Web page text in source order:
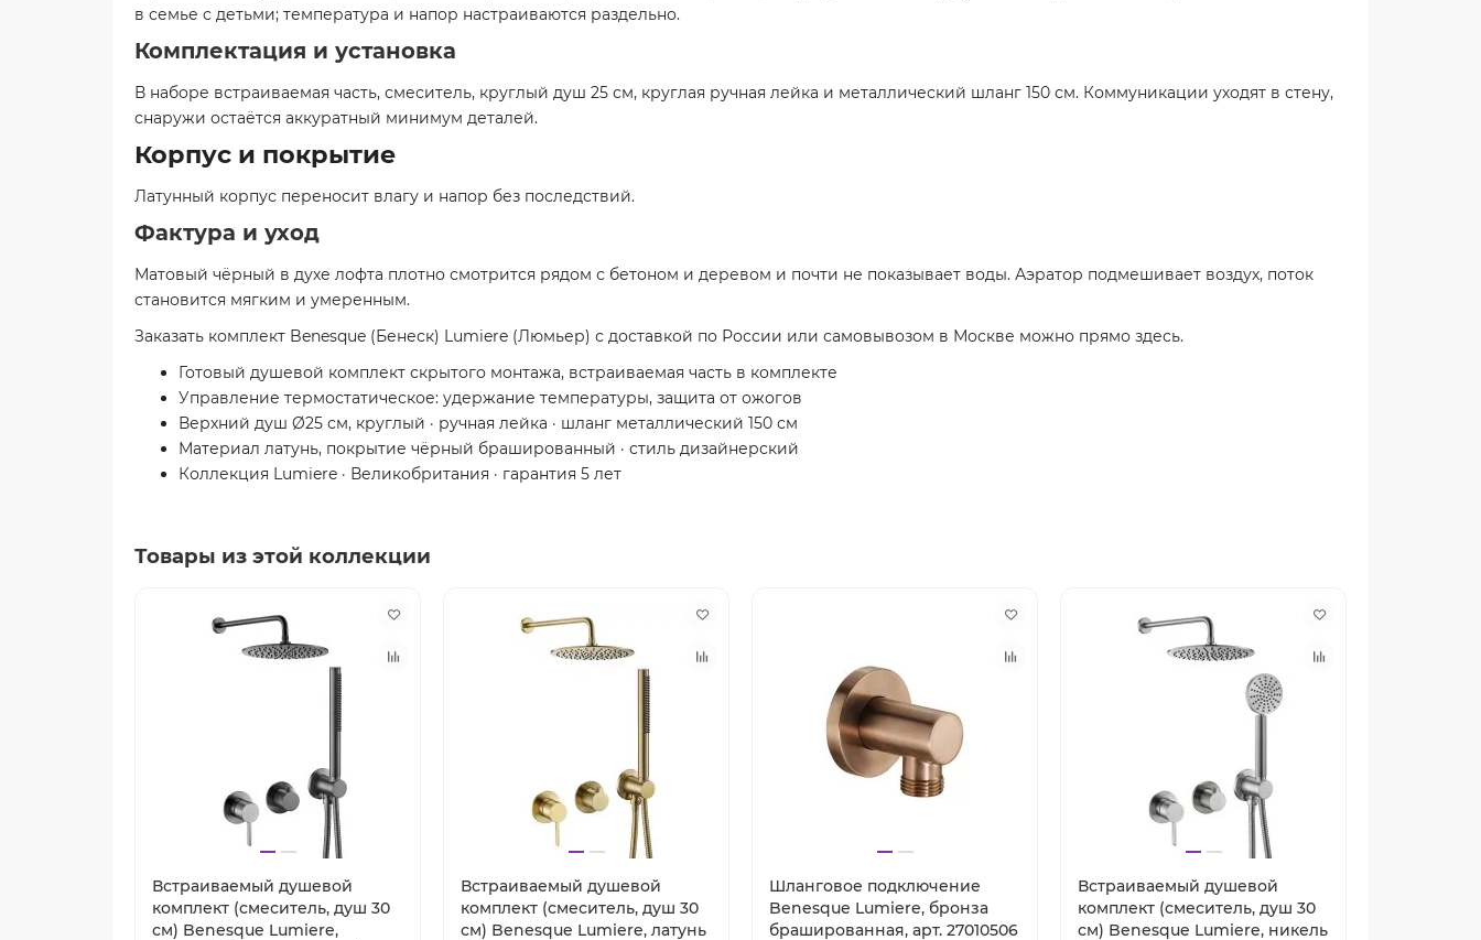
в семье с детьми; температура и напор настраиваются раздельно.
Комплектация и установка
В наборе встраиваемая часть, смеситель, круглый душ 25 см, круглая ручная лейка и металлический шланг 150 см. Коммуникации уходят в стену,
снаружи остаётся аккуратный минимум деталей.
Корпус и покрытие
Латунный корпус переносит влагу и напор без последствий.
Фактура и уход
Матовый чёрный в духе лофта плотно смотрится рядом с бетоном и деревом и почти не показывает воды. Аэратор подмешивает воздух, поток
становится мягким и умеренным.
Заказать комплект Benesque (Бенеск) Lumiere (Люмьер) с доставкой по России или самовывозом в Москве можно прямо здесь.
Готовый душевой комплект скрытого монтажа, встраиваемая часть в комплекте
Управление термостатическое: удержание температуры, защита от ожогов
Верхний душ Ø25 см, круглый · ручная лейка · шланг металлический 150 см
Материал латунь, покрытие чёрный брашированный · стиль дизайнерский
Коллекция Lumiere · Великобритания · гарантия 5 лет
Товары из этой коллекции
Встраиваемый душевой
комплект (смеситель, душ 30
см) Benesque Lumiere,
Встраиваемый душевой
комплект (смеситель, душ 30
см) Benesque Lumiere, латунь
Шланговое подключение
Benesque Lumiere, бронза
брашированная, арт. 27010506
Встраиваемый душевой
комплект (смеситель, душ 30
см) Benesque Lumiere, никель